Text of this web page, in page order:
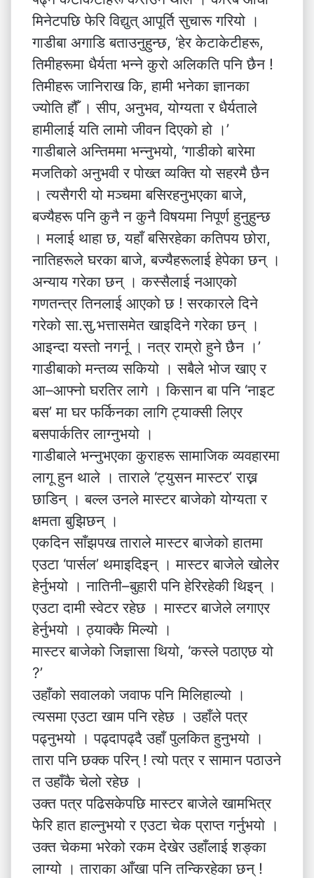
मिनेटपछि फेरि विद्युत् आपूर्ति सुचारू गरियो ।
गाडीबा अगाडि बताउनुहुन्छ, ‘हेर केटाकेटीहरू,
तिमीहरूमा धैर्यता भन्ने कुरो अलिकति पनि छैन !
तिमीहरू जानिराख कि, हामी भनेका ज्ञानका
ज्योति हौँ । सीप, अनुभव, योग्यता र धैर्यताले
हामीलाई यति लामो जीवन दिएको हो ।’
गाडीबाले अन्तिममा भन्नुभयो, ‘गाडीको बारेमा
मजतिको अनुभवी र पोख्त व्यक्ति यो सहरमै छैन
। त्यसैगरी यो मञ्चमा बसिरहनुभएका बाजे,
बज्यैहरू पनि कुनै न कुनै विषयमा निपूर्ण हुनुहुन्छ
। मलाई थाहा छ, यहाँ बसिरहेका कतिपय छोरा,
नातिहरूले घरका बाजे, बज्यैहरूलाई हेपेका छन् ।
अन्याय गरेका छन् । कस्सैलाई नआएको
गणतन्त्र तिनलाई आएको छ ! सरकारले दिने
गरेको सा.सु.भत्तासमेत खाइदिने गरेका छन् ।
आइन्दा यस्तो नगर्नू । नत्र राम्रो हुने छैन ।’
गाडीबाको मन्तव्य सकियो । सबैले भोज खाए र
आ–आफ्नो घरतिर लागे । किसान बा पनि ‘नाइट
बस’ मा घर फर्किनका लागि ट्याक्सी लिएर
बसपार्कतिर लाग्नुभयो ।
गाडीबाले भन्नुभएका कुराहरू सामाजिक व्यवहारमा
लागू हुन थाले । ताराले ‘ट्युसन मास्टर’ राख्न
छाडिन् । बल्ल उनले मास्टर बाजेको योग्यता र
क्षमता बुझिछन् ।
एकदिन साँझपख ताराले मास्टर बाजेको हातमा
एउटा ‘पार्सल’ थमाइदिइन् । मास्टर बाजेले खोलेर
हेर्नुभयो । नातिनी–बुहारी पनि हेरिरहेकी थिइन् ।
एउटा दामी स्वेटर रहेछ । मास्टर बाजेले लगाएर
हेर्नुभयो । ठ्याक्कै मिल्यो ।
मास्टर बाजेको जिज्ञासा थियो, ‘कस्ले पठाएछ यो
?’
उहाँको सवालको जवाफ पनि मिलिहाल्यो ।
त्यसमा एउटा खाम पनि रहेछ । उहाँले पत्र
पढ्नुभयो । पढ्दापढ्दै उहाँ पुलकित हुनुभयो ।
तारा पनि छक्क परिन् ! त्यो पत्र र सामान पठाउने
त उहाँकै चेलो रहेछ ।
उक्त पत्र पढिसकेपछि मास्टर बाजेले खामभित्र
फेरि हात हाल्नुभयो र एउटा चेक प्राप्त गर्नुभयो ।
उक्त चेकमा भरेको रकम देखेर उहाँलाई शङ्का
लाग्यो । ताराका आँखा पनि तन्किरहेका छन् !